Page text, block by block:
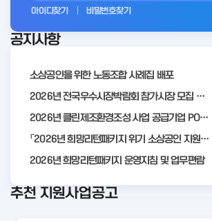
전
아이디찾기 비밀번호찾기
공지사항
소상공인을 위한 노동조합 사례집 배포
2026년 전국우수시장박람회 참가시장 모집 공고
2026년 클린제조환경조성 사업 공급기업 POOL 안내
「2026년 희망리턴패키지 위기 소상공인 지원」모집 통합 2차 수정 공고
2026년 희망리턴패키지 운영지침 및 업무편람
추천 지원사업공고